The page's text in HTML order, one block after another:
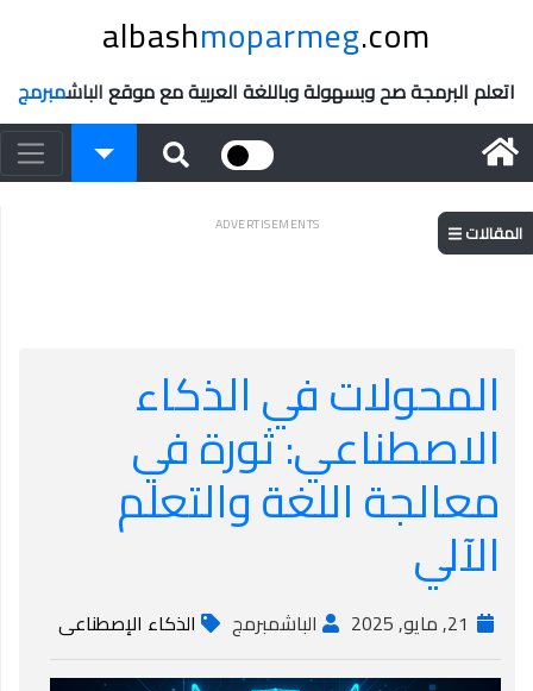
albashmoparmeg.com
اتعلم البرمجة صح وبسهولة وباللغة العربية مع موقعالباشمبرمج
المقالات ADVERTISEMENTS
المحولات في الذكاء
الاصطناعي: ثورة في
معالجة اللغة والتعلم
الآلي
الباشمبرمج الذكاء الإصطناعى